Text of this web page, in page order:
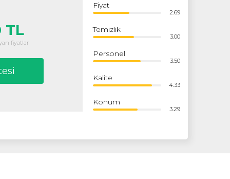
Fiyat
2.69
Temizlik
3.00
Personel
3.50
Kalite
4.33
Konum
3.29
TL
fiyatlar